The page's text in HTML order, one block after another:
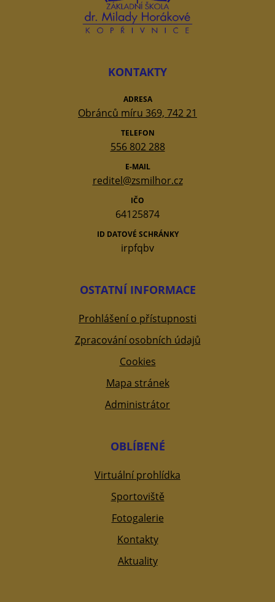
KONTAKTY
ADRESA
Obránců míru 369, 742 21
TELEFON
556 802 288
E-MAIL
reditel@zsmilhor.cz
IČO
64125874
ID DATOVÉ SCHRÁNKY
irpfqbv
OSTATNÍ INFORMACE
Prohlášení o přístupnosti
Zpracování osobních údajů
Cookies
Mapa stránek
Administrátor
OBLÍBENÉ
Virtuální prohlídka
Sportoviště
Fotogalerie
Kontakty
Aktuality